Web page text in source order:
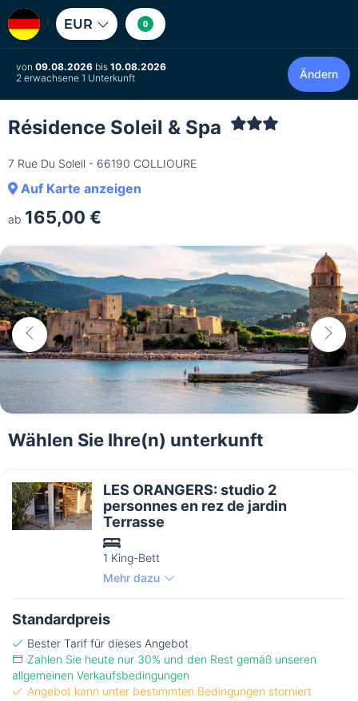
EUR 0
von 09.08.2026 bis 10.08.2026
2 erwachsene 1 Unterkunft
Ändern
Résidence Soleil & Spa
7 Rue Du Soleil - 66190 COLLIOURE
Auf Karte anzeigen
ab 165,00 €
Wählen Sie Ihre(n) unterkunft
LES ORANGERS: studio 2
personnes en rez de jardin
Terrasse
1 King-Bett
Mehr dazu
Standardpreis
Bester Tarif für dieses Angebot
Zahlen Sie heute nur 30% und den Rest gemäß unseren
allgemeinen Verkaufsbedingungen
Angebot kann unter bestimmten Bedingungen storniert